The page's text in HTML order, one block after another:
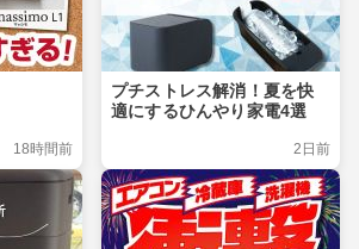
18時間前
プチストレス解消！夏を快
適にするひんやり家電4選
2日前